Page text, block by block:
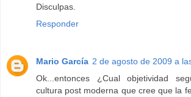
Disculpas.
Responder
Mario García 2 de agosto de 2009 a
Ok...entonces ¿Cual objetividad
cultura post moderna que cree que la